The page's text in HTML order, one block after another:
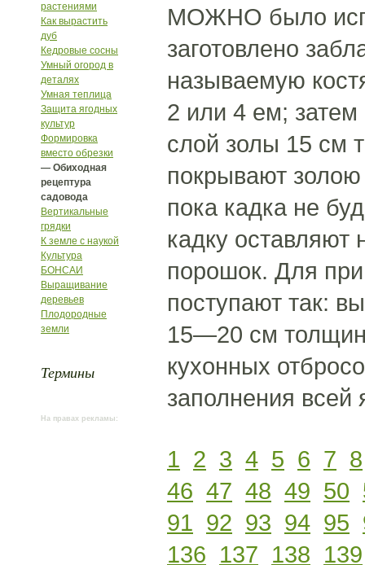
растениями
Как вырастить
дуб
Кедровые сосны
Умный огород в
деталях
Умная теплица
Защита ягодных
культур
Формировка
вместо обрезки
— Обиходная
рецептура
садовода
Вертикальные
грядки
К земле с наукой
Культура
БОНСАИ
Выращивание
деревьев
Плодородные
земли
Термины
На правах рекламы:
МОЖНО было
заготовлено
называемую
2 или 4 ем; затем
слой золы 15 см
покрывают
пока кадка не
кадку оставляют
порошок. Для
поступают так:
15—20 см
кухонных
заполнения
1 2 3 4 5 6 7 8
46 47 48 49 50
91 92 93 94 95
136 137 138 139